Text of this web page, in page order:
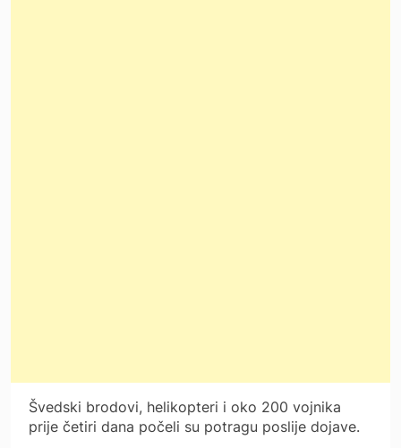
Švedski brodovi, helikopteri i oko 200 vojnika
prije četiri dana počeli su potragu poslije dojave.